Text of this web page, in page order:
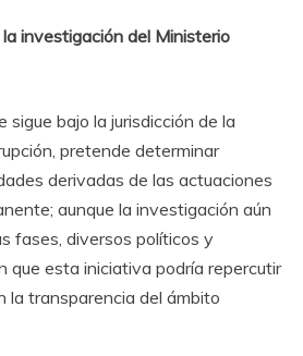
investigación del Ministerio
sigue bajo la jurisdicción de la
pretende determinar
derivadas de las actuaciones
aunque la investigación aún
fases, diversos políticos y
que esta iniciativa podría repercutir
la transparencia del ámbito